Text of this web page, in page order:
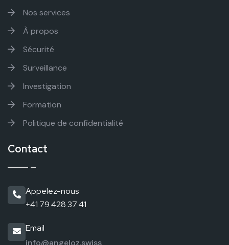
Nos services
À propos
Sécurité
Surveillance
Investigation
Formation
Politique de confidentialité
Contact
Appelez-nous
+41 79 428 37 41
Email
info@angeloz.swiss